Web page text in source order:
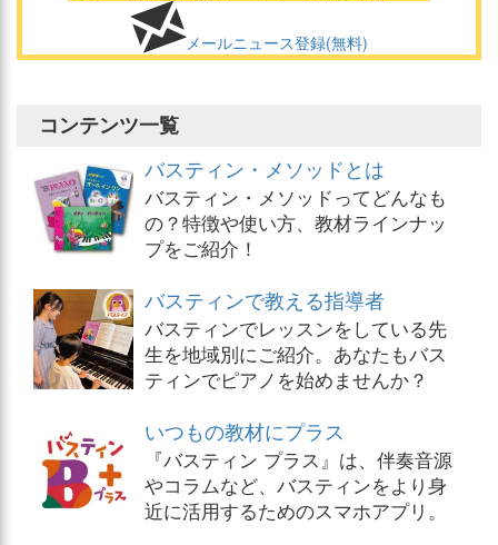
メールニュース登録(無料)
コンテンツ一覧
バスティン・メソッドとは
バスティン・メソッドってどんなも
の？特徴や使い方、教材ラインナッ
プをご紹介！
バスティンで教える指導者
バスティンでレッスンをしている先
生を地域別にご紹介。あなたもバス
ティンでピアノを始めませんか？
いつもの教材にプラス
『バスティン プラス』は、伴奏音源
やコラムなど、バスティンをより身
近に活用するためのスマホアプリ。